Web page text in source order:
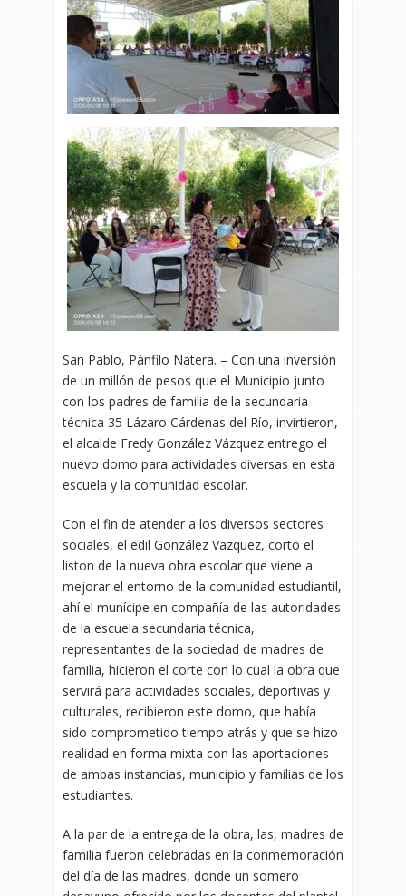
San Pablo, Pánfilo Natera. – Con una inversión
de un millón de pesos que el Municipio junto
con los padres de familia de la secundaria
técnica 35 Lázaro Cárdenas del Río, invirtieron,
el alcalde Fredy González Vázquez entrego el
nuevo domo para actividades diversas en esta
escuela y la comunidad escolar.
Con el fin de atender a los diversos sectores
sociales, el edil González Vazquez, corto el
liston de la nueva obra escolar que viene a
mejorar el entorno de la comunidad estudiantil,
ahí el munícipe en compañía de las autoridades
de la escuela secundaria técnica,
representantes de la sociedad de madres de
familia, hicieron el corte con lo cual la obra que
servirá para actividades sociales, deportivas y
culturales, recibieron este domo, que había
sido comprometido tiempo atrás y que se hizo
realidad en forma mixta con las aportaciones
de ambas instancias, municipio y familias de los
estudiantes.
A la par de la entrega de la obra, las, madres de
familia fueron celebradas en la conmemoración
del día de las madres, donde un somero